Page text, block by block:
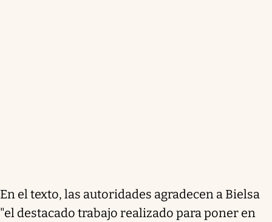
En el texto, las autoridades agradecen a Bielsa
"el destacado trabajo realizado para poner en